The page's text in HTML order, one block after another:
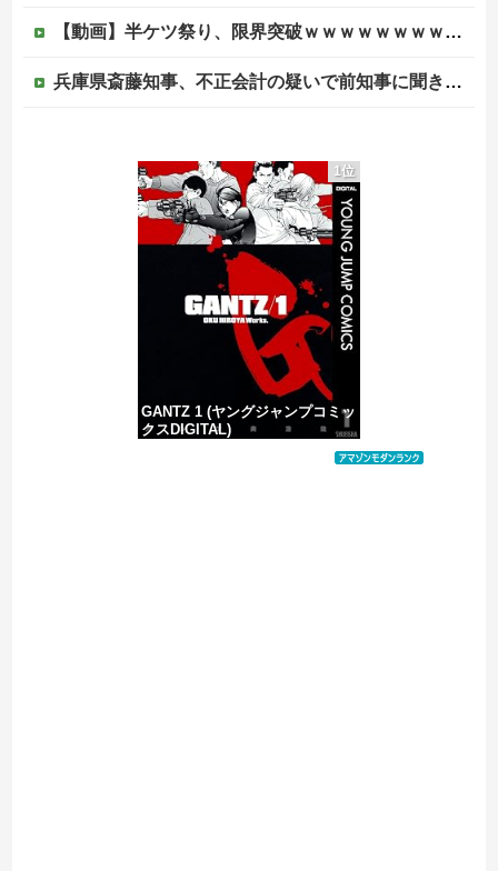
【動画】半ケツ祭り、限界突破ｗｗｗｗｗｗｗｗｗｗｗｗｗ
兵庫県斎藤知事、不正会計の疑いで前知事に聞き取り調査へ
海外「2002年も審判を買収したのか！」韓国サッカー協会による国際試合の審判買収が発覚し大騒ぎ！【海外の反応】
ジャングリア沖縄「3万円です」←ディズニー超えの強気価格ｗｗｗ
【ヤバすぎ】韓国紙｢サッカー韓国U23代表、2歳若い日本に負けると歴史的屈辱｣
1位
GANTZ 1 (ヤングジャンプコミッ
クスDIGITAL)
価格：¥100